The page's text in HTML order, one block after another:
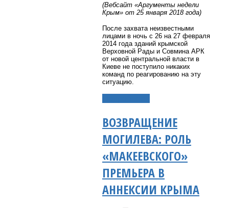
(Вебсайт «Аргументы недели
Крым» от 25 января 2018 года)
После захвата неизвестными
лицами в ночь с 26 на 27 февраля
2014 года зданий крымской
Верховной Рады и Совмина АРК
от новой центральной власти в
Киеве не поступило никаких
команд по реагированию на эту
ситуацию.
ВОЗВРАЩЕНИЕ
МОГИЛЕВА: РОЛЬ
«МАКЕЕВСКОГО»
ПРЕМЬЕРА В
АННЕКСИИ КРЫМА